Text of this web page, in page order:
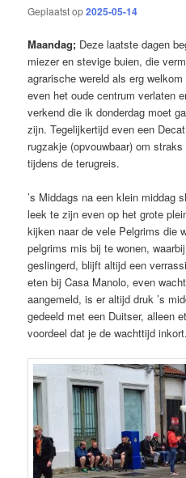
Geplaatst op2025-05-14
Maandag; Deze laatste dagen
miezer en stevige buien, die
agrarische wereld als erg
even het oude centrum verlaten
verkend die ik donderdag moet
zijn. Tegelijkertijd even een
rugzakje (opvouwbaar) om
tijdens de terugreis.
’s Middags na een klein middag
leek te zijn even op het grote
kijken naar de vele Pelgrims die
pelgrims mis bij te wonen,
geslingerd, blijft altijd een
eten bij Casa Manolo, even
aangemeld, is er altijd druk ’s
gedeeld met een Duitser, alleen
voordeel dat je de wachttijd inkort.